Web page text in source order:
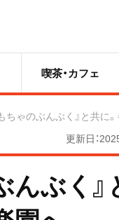
喫茶・カフェ
ちゃのぶんぶく』と共に
更新日：
ぶく』